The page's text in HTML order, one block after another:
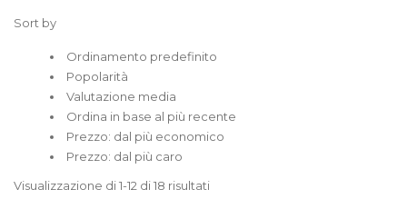
Sort by
Ordinamento predefinito
Popolarità
Valutazione media
Ordina in base al più recente
Prezzo: dal più economico
Prezzo: dal più caro
Visualizzazione di 1-12 di 18 risultati